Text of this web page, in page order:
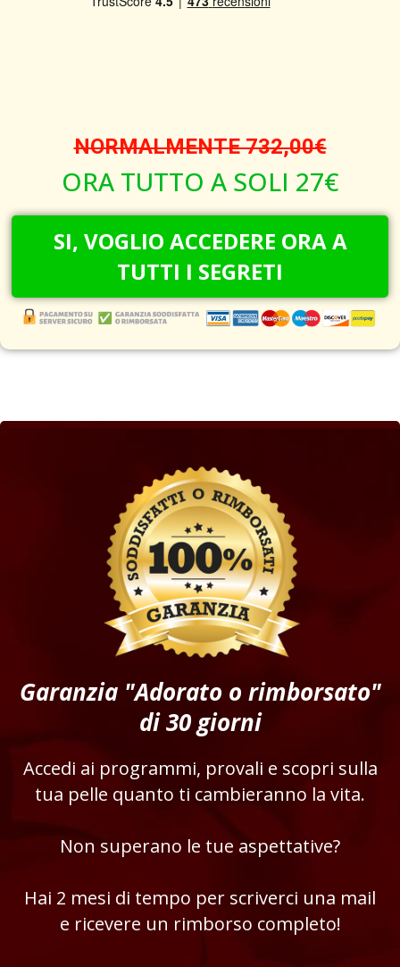
NORMALMENTE 732,00€
ORA TUTTO A SOLI 27€
SI, VOGLIO ACCEDERE ORA A
TUTTI I SEGRETI
Garanzia "Adorato o rimborsato"
di 30 giorni
Accedi ai programmi, provali e scopri sulla
tua pelle quanto ti cambieranno la vita.
Non superano le tue aspettative?
Hai 2 mesi di tempo per scriverci una mail
e ricevere un rimborso completo!